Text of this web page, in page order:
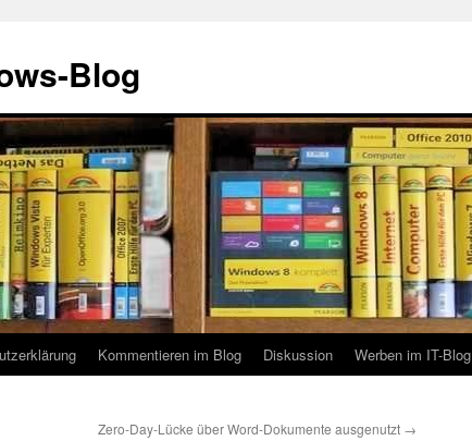
Blog
Kommentieren im Blog Diskussion Werben im IT-Blog
Zero-Day-Lücke über Word-Dokumente ausgenutzt →